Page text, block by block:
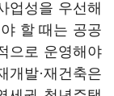
업성을 우선해
할 때는 공공
으로 운영해야
발·재건축은